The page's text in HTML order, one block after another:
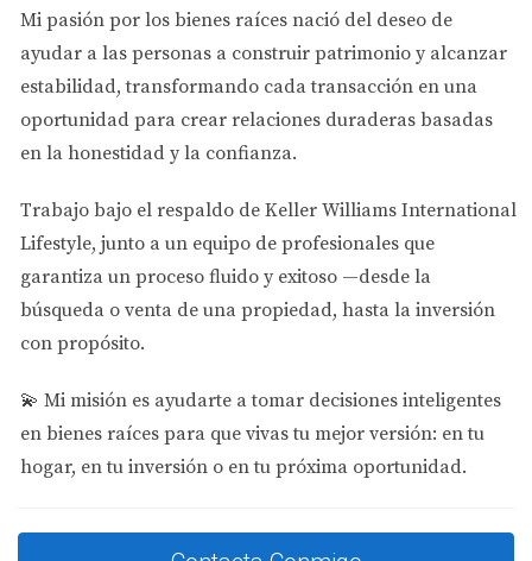
Costo de vida:Es vital evaluar si el costo de vivienda
se ajusta a tu presupuesto sin comprometer otras
necesidades familiares.
Estudios de Caso
Para ilustrar cómo estos factores pueden influir en la
elección de una zona, aquí te presento tres estudios de
caso reales que reflejan diferentes prioridades familiares.
Familia Gómez: La Educación como Prioridad
La familia Gómez decidió mudarse a Orlando debido a su
reputación por tener algunas de las mejores escuelas
públicas del estado. Con dos hijos en edad escolar, su
principal preocupación era encontrar un vecindario
donde pudieran acceder a una educación de calidad.
Mi pasión por los bienes raíces nació del deseo de
ayudar a las personas a construir patrimonio y alcanzar
estabilidad, transformando cada transacción en una
oportunidad para crear relaciones duraderas basadas
en la honestidad y la confianza.
Trabajo bajo el respaldo de Keller Williams International
Lifestyle, junto a un equipo de profesionales que
garantiza un proceso fluido y exitoso —desde la
búsqueda o venta de una propiedad, hasta la inversión
con propósito.
💫 Mi misión es ayudarte a tomar decisiones inteligentes
en bienes raíces para que vivas tu mejor versión: en tu
hogar, en tu inversión o en tu próxima oportunidad.